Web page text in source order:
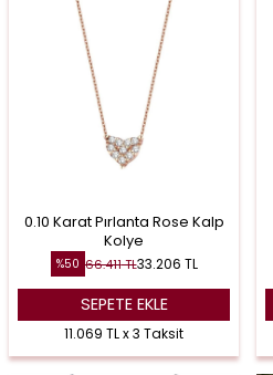
0.10 Karat Pırlanta Rose Kalp
Kolye
%50 66.411TL33.206 TL
SEPETE EKLE
11.069 TL x 3 Taksit